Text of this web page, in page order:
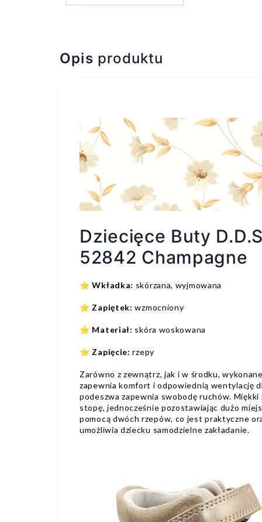
Opis produktu
Dziecięce Buty
52842 Champagne
⭐Wkładka: skórzana, wyjmowana
⭐ Zapiętek: wzmocniony
⭐ Materiał: skóra woskowana
⭐ Zapięcie: rzepy
Zarówno z zewnątrz, jak i w środku,
zapewnia komfort i odpowiednią wentylację
podeszwa zapewnia swobodę ruchów.
stopę, jednocześnie pozostawiając dużo
pomocą dwóch rzepów, co jest praktyczne
umożliwia dziecku samodzielne zakładanie.